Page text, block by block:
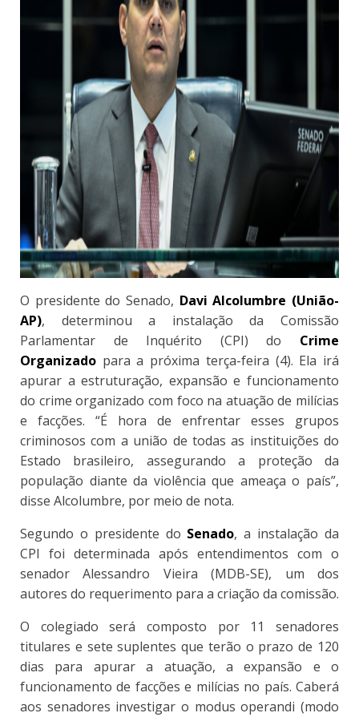
O presidente do Senado, Davi Alcolumbre (União-
AP), determinou a instalação da Comissão
Parlamentar de Inquérito (CPI) do Crime
Organizado para a próxima terça-feira (4). Ela irá
apurar a estruturação, expansão e funcionamento
do crime organizado com foco na atuação de milícias
e facções. “É hora de enfrentar esses grupos
criminosos com a união de todas as instituições do
Estado brasileiro, assegurando a proteção da
população diante da violência que ameaça o país”,
disse Alcolumbre, por meio de nota.
Segundo o presidente do Senado, a instalação da
CPI foi determinada após entendimentos com o
senador Alessandro Vieira (MDB-SE), um dos
autores do requerimento para a criação da comissão.
O colegiado será composto por 11 senadores
titulares e sete suplentes que terão o prazo de 120
dias para apurar a atuação, a expansão e o
funcionamento de facções e milícias no país. Caberá
aos senadores investigar o modus operandi (modo